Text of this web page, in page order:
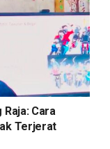
Cara
Terjerat